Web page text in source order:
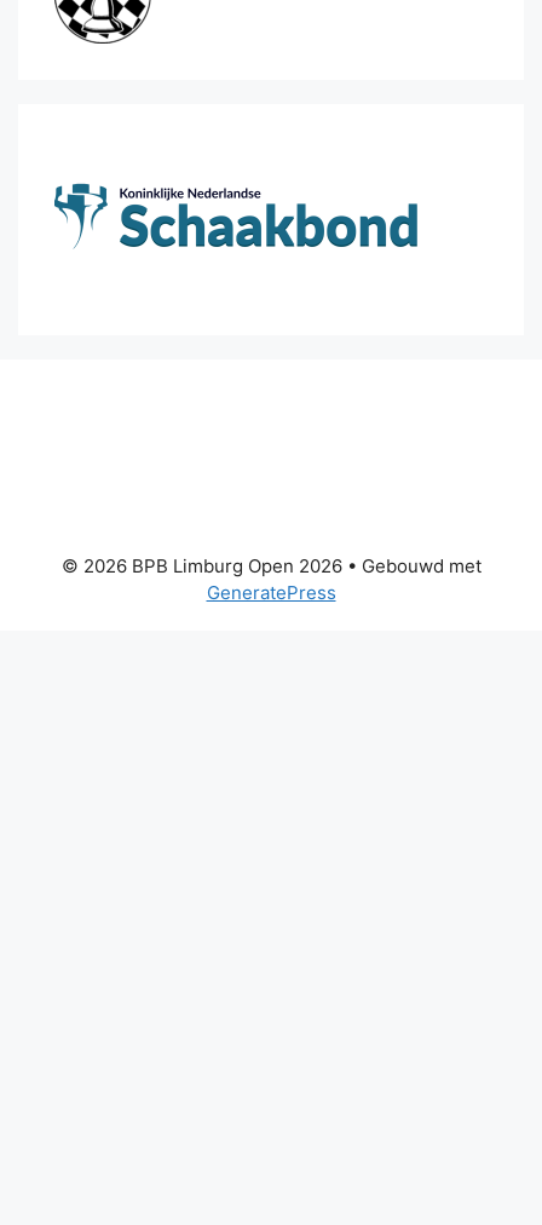
© 2026 BPB Limburg Open 2026• Gebouwd met
GeneratePress